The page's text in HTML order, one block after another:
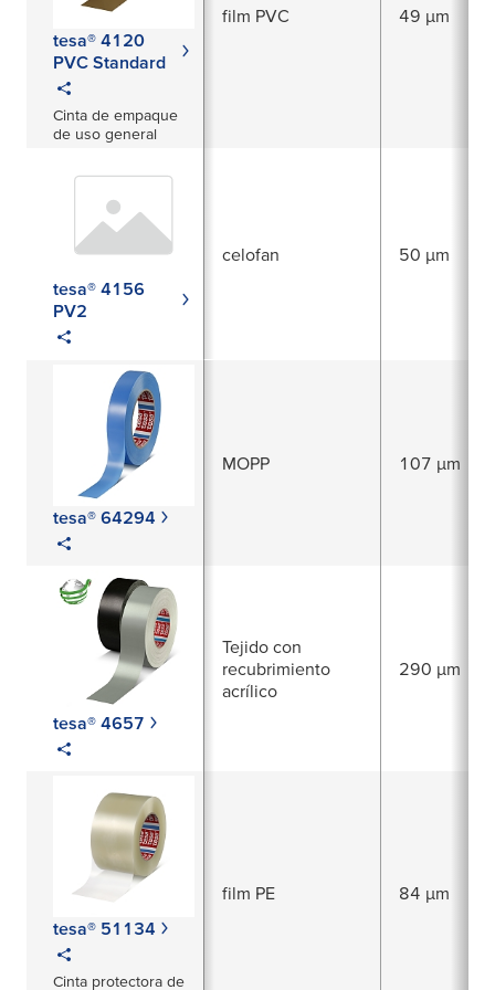
tesa® 4120
PVC Standard
Cinta de empaque
de uso general
film PVC 49 µm
tesa® 4156
PV2
celofan 50 µm
tesa® 64294
MOPP 107 µm
tesa® 4657
Tejido con
recubrimiento
acrílico
290 µm
tesa® 51134
Cinta protectora de
film PE 84 µm